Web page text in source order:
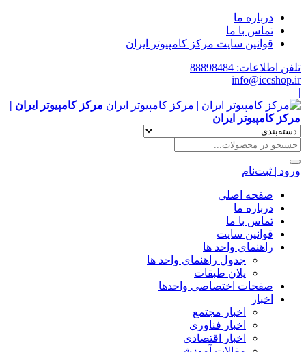
درباره ما
تماس با ما
قوانین سایت مرکز کامپیوتر ایران
تلفن اطلاعات: 88898484
info@iccshop.ir
|
مرکز کامپیوتر ایران |
مرکز کامپیوتر ایران
ورود | ثبت‌نام
صفحه اصلی
درباره ما
تماس با ما
قوانین سایت
راهنمای واحد ها
جدول راهنمای واحد ها
پلان طبقات
صفحات اختصاصی واحدها
اخبار
اخبار مجتمع
اخبار فناوری
اخبار اقتصادی